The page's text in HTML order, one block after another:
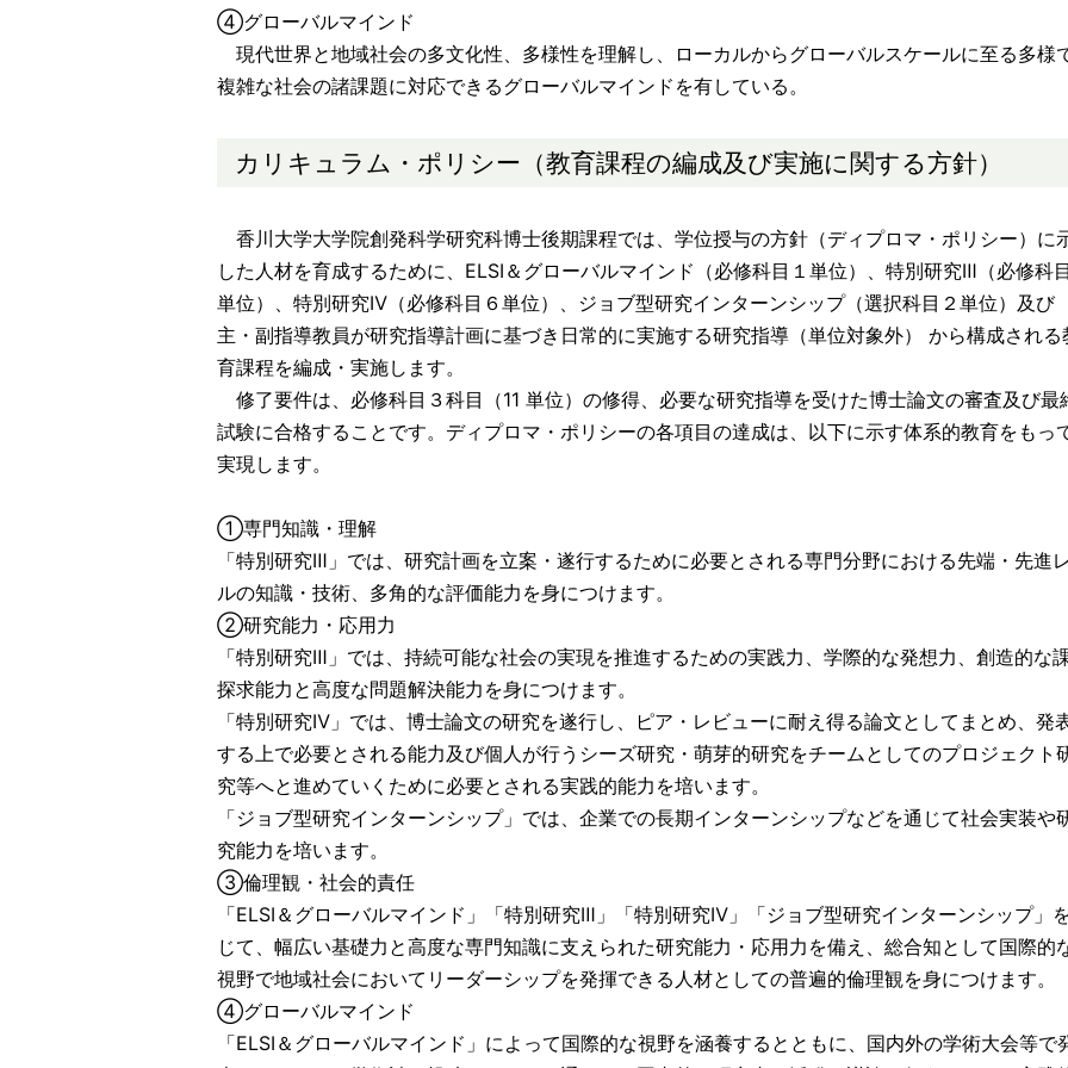
④グローバルマインド
現代世界と地域社会の多文化性、多様性を理解し、ローカルからグローバルスケールに至る多様
複雑な社会の諸課題に対応できるグローバルマインドを有している。
カリキュラム・ポリシー（教育課程の編成及び実施に関する方針）
香川大学大学院創発科学研究科博士後期課程では、学位授与の方針（ディプロマ・ポリシー）に
した人材を育成するために、ELSI＆グローバルマインド（必修科目１単位）、特別研究Ⅲ（必修科
単位）、特別研究Ⅳ（必修科目６単位）、ジョブ型研究インターンシップ（選択科目２単位）及び
主・副指導教員が研究指導計画に基づき日常的に実施する研究指導（単位対象外） から構成される
育課程を編成・実施します。
修了要件は、必修科目３科目（11 単位）の修得、必要な研究指導を受けた博士論文の審査及び最
試験に合格することです。ディプロマ・ポリシーの各項目の達成は、以下に示す体系的教育をもっ
実現します。
①専門知識・理解
「特別研究Ⅲ」では、研究計画を立案・遂行するために必要とされる専門分野における先端・先進
ルの知識・技術、多角的な評価能力を身につけます。
②研究能力・応用力
「特別研究Ⅲ」では、持続可能な社会の実現を推進するための実践力、学際的な発想力、創造的な
探求能力と高度な問題解決能力を身につけます。
「特別研究Ⅳ」では、博士論文の研究を遂行し、ピア・レビューに耐え得る論文としてまとめ、発
する上で必要とされる能力及び個人が行うシーズ研究・萌芽的研究をチームとしてのプロジェクト
究等へと進めていくために必要とされる実践的能力を培います。
「ジョブ型研究インターンシップ」では、企業での⾧期インターンシップなどを通じて社会実装や
究能力を培います。
③倫理観・社会的責任
「ELSI＆グローバルマインド」「特別研究Ⅲ」「特別研究Ⅳ」「ジョブ型研究インターンシップ」
じて、幅広い基礎力と高度な専門知識に支えられた研究能力・応用力を備え、総合知として国際的
視野で地域社会においてリーダーシップを発揮できる人材としての普遍的倫理観を身につけます。
④グローバルマインド
「ELSI＆グローバルマインド」によって国際的な視野を涵養するとともに、国内外の学術大会等で